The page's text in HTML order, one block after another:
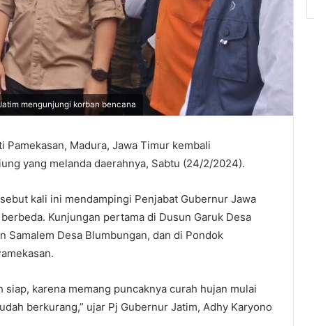
mengunjungi korban bencana
Pamekasan, Madura, Jawa Timur kembali
yang melanda daerahnya, Sabtu (24/2/2024).
kali ini mendampingi Penjabat Gubernur Jawa
Kunjungan pertama di Dusun Garuk Desa
Samalem Desa Blumbungan, dan di Pondok
karena memang puncaknya curah hujan mulai
berkurang,” ujar Pj Gubernur Jatim, Adhy Karyono